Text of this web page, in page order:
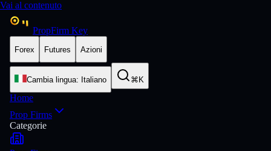
Vai al contenuto
PropFirm Key
Forex Futures Azioni
Cambia lingua: Italiano ⌘K
Home
Prop Firms
Categorie